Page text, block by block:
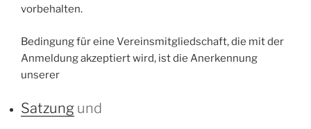
vorbehalten.
Bedingung für eine Vereinsmitgliedschaft, die mit der
Anmeldung akzeptiert wird, ist die Anerkennung
unserer
Satzung und